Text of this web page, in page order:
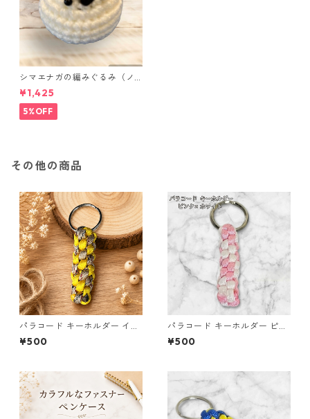
シマエナガの編みぐるみ（ノ
ーマル）
¥1,425
5%OFF
その他の商品
パラコード キーホルダー イエ
ロー×ベージュ(赤・黒) ハンド
メイド 国産 本革 ヌメ革
¥500
パラコード キーホルダー ピン
ク ホワイト 編み込み s27
¥500